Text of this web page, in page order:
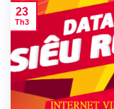
23
Th3